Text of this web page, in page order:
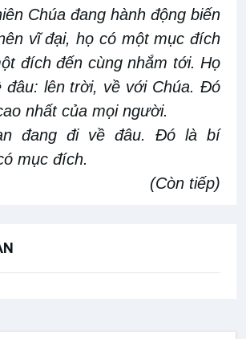
Chúa đang hành động biến
vĩ đại, họ có một mục đích
đích đến cùng nhắm tới. Họ
đâu: lên trời, về với Chúa. Đó
nhất của mọi người.
đang đi về đâu. Đó là bí
mục đích.
(Còn tiếp)